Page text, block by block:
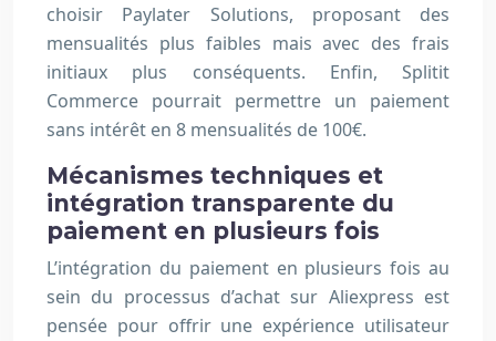
choisir Paylater Solutions, proposant des
mensualités plus faibles mais avec des frais
initiaux plus conséquents. Enfin, Splitit
Commerce pourrait permettre un paiement
sans intérêt en 8 mensualités de 100€.
Mécanismes techniques et
intégration transparente du
paiement en plusieurs fois
L’intégration du paiement en plusieurs fois au
sein du processus d’achat sur Aliexpress est
pensée pour offrir une expérience utilisateur